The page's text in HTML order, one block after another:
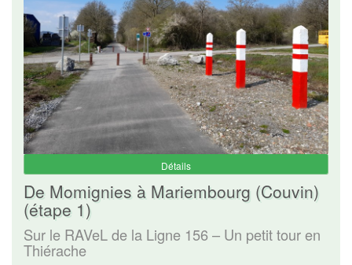
Détails
De Momignies à Mariembourg (Couvin)
(étape 1)
Sur le RAVeL de la Ligne 156 – Un petit tour en
Thiérache